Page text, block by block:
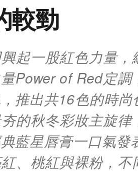
較勁
起一股紅色力量
Power of Red定
推出共16色的時
的秋冬彩妝主旋律
藍星唇膏一口氣發
、桃紅與裸粉，不